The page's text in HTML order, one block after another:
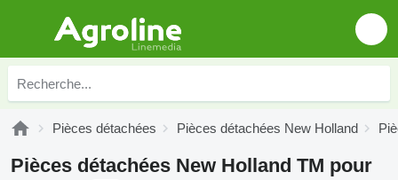
Pièces détachées Pièces détachées New Holland
Pièces détachées New Holland TM pour